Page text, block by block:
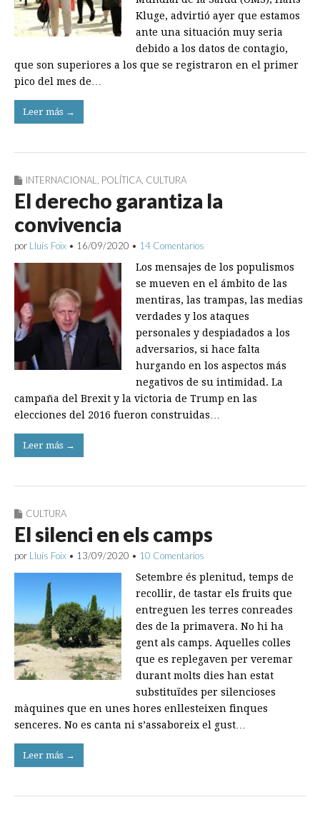
Kluge, advirtió ayer que estamos
ante una situación muy seria
debido a los datos de con­tagio,
que son superiores a los que se registraron en el primer
pico del mes de…
Leer más →
INTERNACIONAL, POLÍTICA, CULTURA
El derecho garantiza la
convivencia
por Lluís Foix • 16/09/2020 • 14 Comentarios
Los mensajes de los populismos
se mueven en el ámbito de las
mentiras, las trampas, las medias
verdades y los ataques
personales y despiadados a los
adversarios, si hace falta
hurgando en los aspectos más
negativos de su intimidad. La
campaña del Brexit y la victoria de Trump en las
elecciones del 2016 fueron construidas…
Leer más →
CULTURA
El silenci en els camps
por Lluís Foix • 13/09/2020 • 10 Comentarios
Setembre és plenitud, temps de
recollir, de tastar els fruits que
entreguen les terres conreades
des de la primavera. No hi ha
gent als camps. Aquelles colles
que es replegaven per veremar
durant molts dies han estat
substituïdes per silencioses
màquines que en unes hores enllesteixen finques
senceres. No es canta ni s’assaboreix el gust…
Leer más →